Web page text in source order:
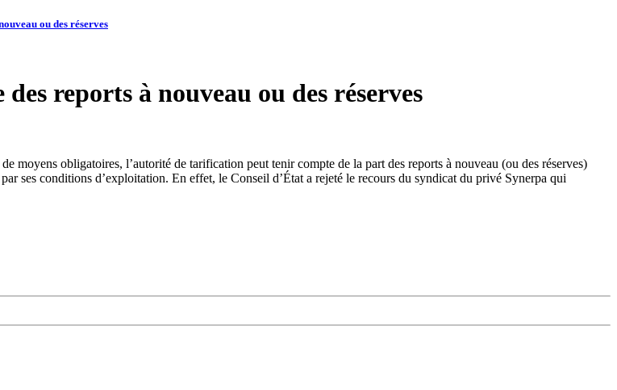
ou des réserves
reports à nouveau ou des réserves
moyens obligatoires, l’autorité de tarification peut tenir compte de la part des reports à nouveau (ou des réserves)
ses conditions d’exploitation. En effet, le Conseil d’État a rejeté le recours du syndicat du privé Synerpa qui